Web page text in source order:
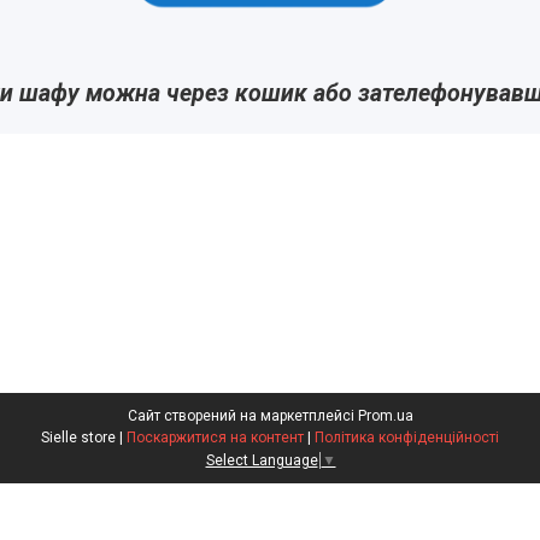
шафу можна через кошик або
Сайт створений на маркетплейсі Prom.ua
Поскаржитися на контент
Політика конфіденційності
Select Language ▼